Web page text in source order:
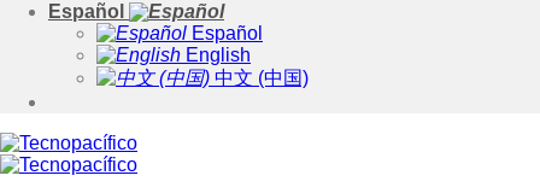
Español
Español
English
中文 (中国)